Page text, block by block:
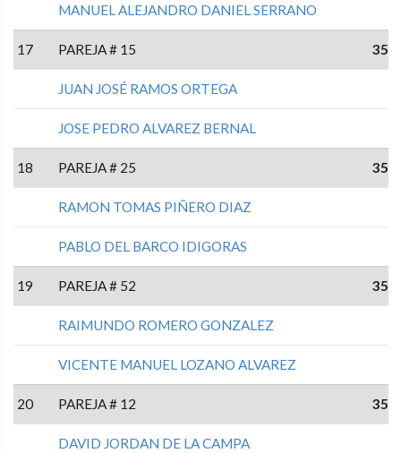
MANUEL ALEJANDRO DANIEL SERRANO
17 PAREJA # 15 35
JUAN JOSÉ RAMOS ORTEGA
JOSE PEDRO ALVAREZ BERNAL
18 PAREJA # 25 35
RAMON TOMAS PIÑERO DIAZ
PABLO DEL BARCO IDIGORAS
19 PAREJA # 52 35
RAIMUNDO ROMERO GONZALEZ
VICENTE MANUEL LOZANO ALVAREZ
20 PAREJA # 12 35
DAVID JORDAN DE LA CAMPA